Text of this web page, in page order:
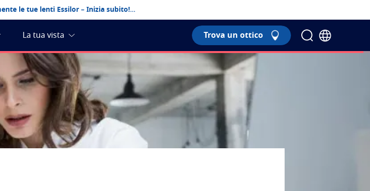
le tue lenti Essilor – Inizia subito!
Trova un ottico